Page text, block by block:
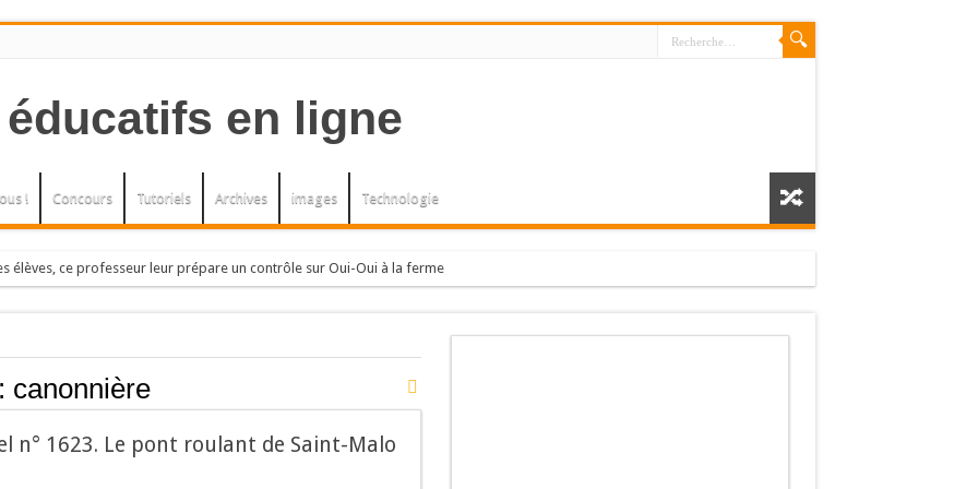
! Concours Tutoriels Archives images Technologie
élèves, ce professeur leur prépare un contrôle sur Oui-Oui à la ferme
L’herbe à la puce. Arbres et arbustes
et arbustes.
canonnière
n° 1623. Le pont roulant de Saint-Malo